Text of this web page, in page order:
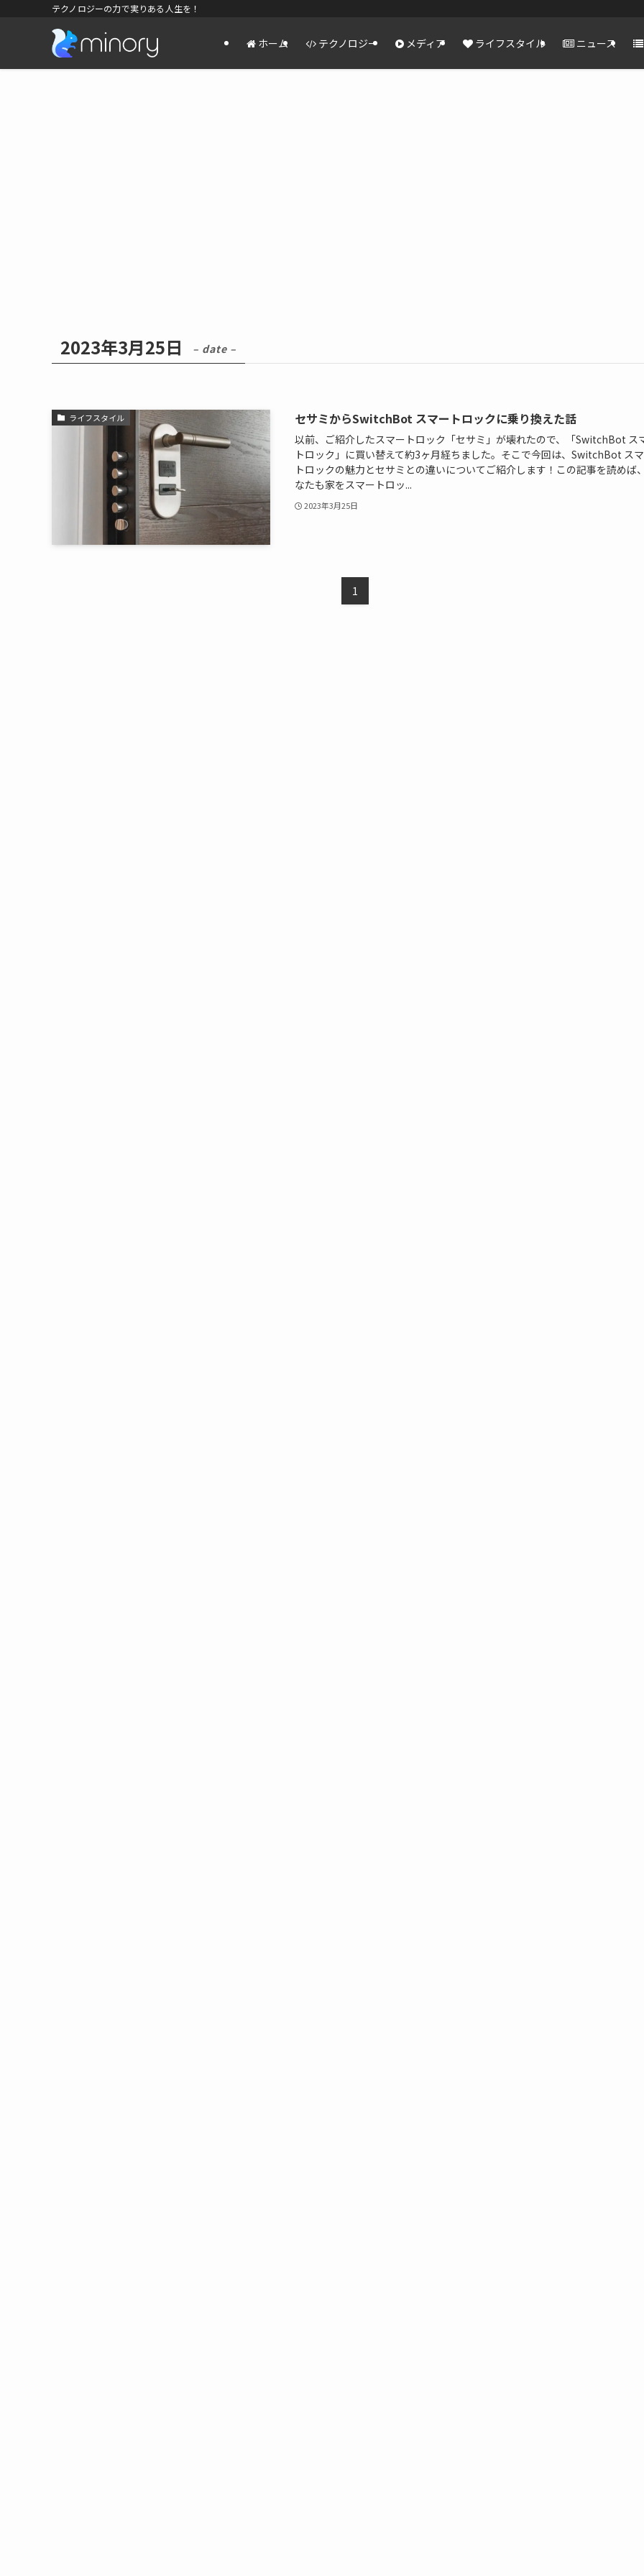
テクノロジーの力で実りある人生を！
ホーム テクノロジー メディア ライフスタイル ニュース
2023年3月25日 – date –
ライフスタイル セサミからSwitchBot スマートロックに乗り換えた話
以前、ご紹介したスマートロック「セサミ」が壊れたので、「SwitchBot ス
トロック」に買い替えて約3ヶ月経ちました。そこで今回は、SwitchBot ス
トロックの魅力とセサミとの違いについてご紹介します！この記事を読めば
なたも家をスマートロッ...
2023年3月25日
1